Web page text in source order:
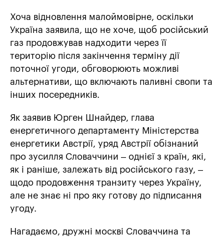
Хоча відновлення малоймовірне, оскільки
Україна заявила, що не хоче, щоб російський
газ продовжував надходити через її
територію після закінчення терміну дії
поточної угоди, обговорюють можливі
альтернативи, що включають паливні свопи та
інших посередників.
Як заявив Юрген Шнайдер, глава
енергетичного департаменту Міністерства
енергетики Австрії, уряд Австрії обізнаний
про зусилля Словаччини – однієї з країн, які,
як і раніше, залежать від російського газу, –
щодо продовження транзиту через Україну,
але не знає ні про яку готову до підписання
угоду.
Нагадаємо, дружні москві Словаччина та